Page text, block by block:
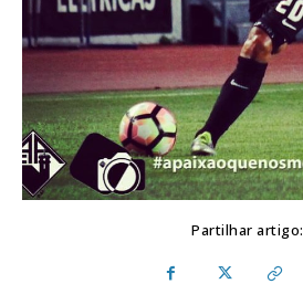
Partilhar artigo: